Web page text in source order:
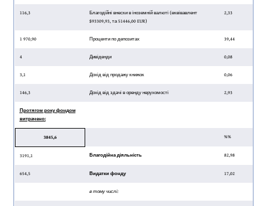
116,3
Благодійні внески в іноземній валюті (еквівавлент
$93309,93, та 51446,00 EUR)
2,33
1 970,90 Проценти по депозитах 39,44
4 Дивіденди 0,08
3,1 Дохід від продажу книжок 0,06
146,3 Дохід від здачі в оренду нерухомості 2,93
Протягом року фондом
витрачено:
3845,6 %%
3191,1 Благодійна діяльність 82,98
654,5 Видатки фонду 17,02
в тому числі: